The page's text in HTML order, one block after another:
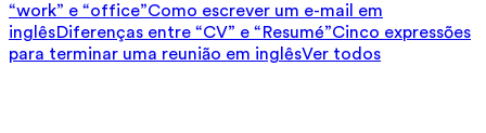
“work” e “office”Como escrever um e-mail em
inglêsDiferenças entre “CV” e “Resumé”Cinco expressões
para terminar uma reunião em inglêsVer todos